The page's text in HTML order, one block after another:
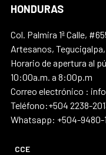
HONDURAS
Col. Palmira 1ª Calle,
Artesanos,
Horario de apertura al
10:00a.m. a 8:00p.m
Correo electrónico :
Teléfono:+504 2238-
Whatsapp: +504-9480-
CCE